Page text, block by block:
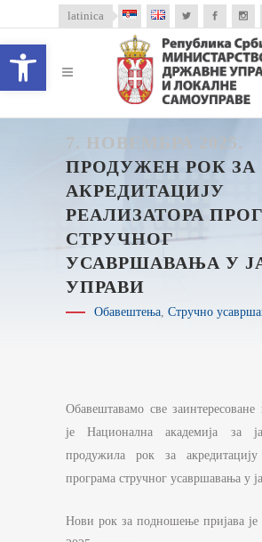
Open toolbar
latinica
7. НОВЕМБРА 2025.
ПРОДУЖЕН РОК ЗА
АКРЕДИТАЦИЈУ
РЕАЛИЗАТОРА
СТРУЧНОГ
УСАВРШАВАЊА У
УПРАВИ
Обавештења, Стручно
Обавештавамо све заинтересоване
је Национална академија за
продужила рок за акредитацију
програма стручног усавршавања у
Нови рок за подношење пријава је